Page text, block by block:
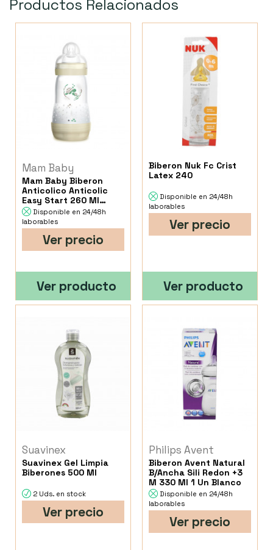
Productos Relacionados
Mam Baby
Mam Baby Biberon
Anticolico Anticolic
Easy Start 260 Ml
Neutro
Disponible en 24/48h
laborables
Ver precio
Ver producto
Biberon Nuk Fc Crist
Latex 240
Disponible en 24/48h
laborables
Ver precio
Ver producto
Suavinex
Suavinex Gel Limpia
Biberones 500 Ml
2 Uds. en stock
Ver precio
Philips Avent
Biberon Avent Natural
B/Ancha Sili Redon +3
M 330 Ml 1 Un Blanco
Disponible en 24/48h
laborables
Ver precio